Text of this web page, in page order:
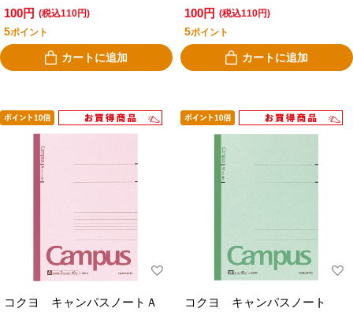
１０ＬＧ ライトグリーン
100円 (税込110円)
5ポイント
カートに追加
紫 ノ－３０Ｓ１０
100円 (税込110円)
5ポイント
カートに追加
コクヨ キャンパスノートＡ
コクヨ キャンパスノート